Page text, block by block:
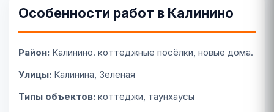
Особенности работ в Калинино
Район: Калинино. коттеджные посёлки, новые дома.
Улицы: Калинина, Зеленая
Типы объектов: коттеджи, таунхаусы